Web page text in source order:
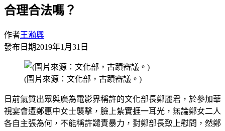
合理合法嗎？
作者王瀚興
發布日期2019年1月31日
(圖片來源：文化部，古蹟審議。)
日前氣質出眾與廣為電影界稱許的文化部長鄭麗君，於參加華
視宴會遭鄭惠中女士襲擊，臉上紮實捱一耳光，無論鄭女二人
各自主張為何，不能稱許譴責暴力，對鄭部長致上慰問，然鄭